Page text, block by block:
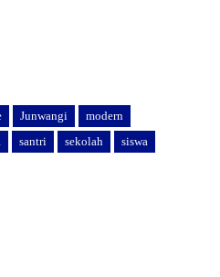
Junwangi
modern
santri sekolah
siswa